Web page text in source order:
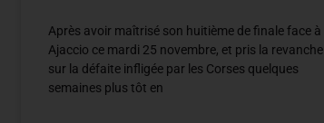
Après avoir maîtrisé son huitième de finale face à
Ajaccio ce mardi 25 novembre, et pris la revanche
sur la défaite infligée par les Corses quelques
semaines plus tôt en